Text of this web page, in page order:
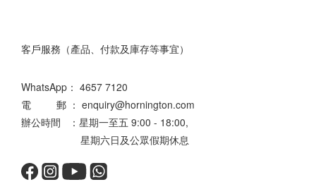
客戶服務（產品、付款及庫存等事宜）
WhatsApp： 4657 7120
電 郵 ： enquiry@hornington.com
辦公時間 ：星期一至五 9:00 - 18:00,
星期六日及公眾假期休息